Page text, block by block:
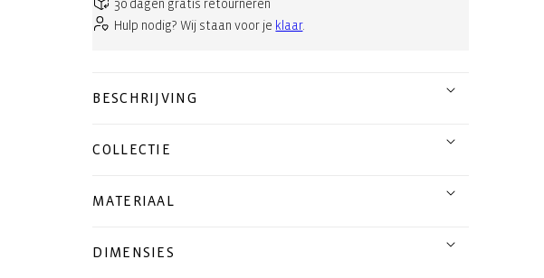
30 dagen gratis retourneren
Hulp nodig? Wij staan voor je klaar.
BESCHRIJVING
COLLECTIE
MATERIAAL
DIMENSIES